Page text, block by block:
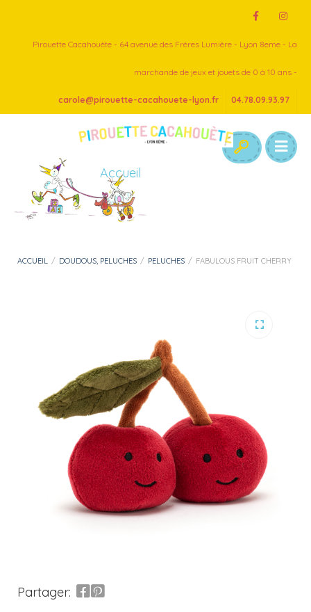
Pirouette Cacahouète - 64 avenue des Frères Lumière - Lyon 8eme - La
marchande de jeux et jouets de 0 à 10 ans -
carole@pirouette-cacahouete-lyon.fr 04.78.09.93.97
Accueil
ACCUEIL / DOUDOUS, PELUCHES / PELUCHES / FABULOUS FRUIT CHERRY
Partager: